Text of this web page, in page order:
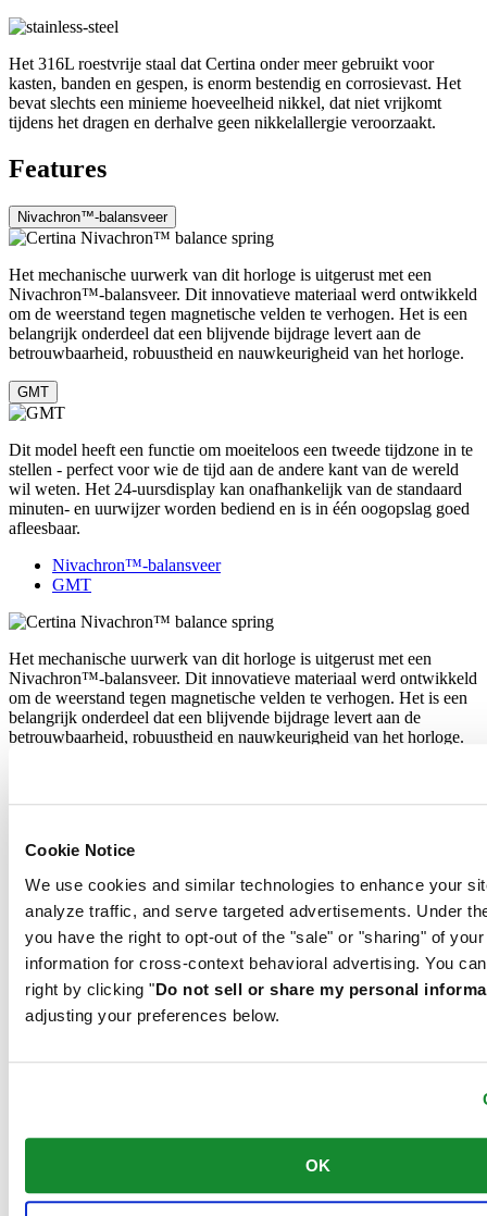
Cookie Notice
We use cookies and similar technologies to enhance your
analyze traffic, and serve targeted advertisements. Under
you have the right to opt-out of the "sale" or "sharing" of
information for cross-context behavioral advertising. You
right by clicking "Do not sell or share my personal
adjusting your preferences below.
OK
Het 316L roestvrije staal dat Certina onder meer gebruikt voor
kasten, banden en gespen, is enorm bestendig en corrosievast. Het
bevat slechts een minieme hoeveelheid nikkel, dat niet vrijkomt
tijdens het dragen en derhalve geen nikkelallergie veroorzaakt.
Features
Nivachron™-balansveer
Het mechanische uurwerk van dit horloge is uitgerust met een
Nivachron™-balansveer. Dit innovatieve materiaal werd ontwikkeld
om de weerstand tegen magnetische velden te verhogen. Het is een
belangrijk onderdeel dat een blijvende bijdrage levert aan de
betrouwbaarheid, robuustheid en nauwkeurigheid van het horloge.
GMT
Dit model heeft een functie om moeiteloos een tweede tijdzone in te
stellen - perfect voor wie de tijd aan de andere kant van de wereld
wil weten. Het 24-uursdisplay kan onafhankelijk van de standaard
minuten- en uurwijzer worden bediend en is in één oogopslag goed
afleesbaar.
Nivachron™-balansveer
GMT
Het mechanische uurwerk van dit horloge is uitgerust met een
Nivachron™-balansveer. Dit innovatieve materiaal werd ontwikkeld
om de weerstand tegen magnetische velden te verhogen. Het is een
belangrijk onderdeel dat een blijvende bijdrage levert aan de
betrouwbaarheid, robuustheid en nauwkeurigheid van het horloge.
Dit model heeft een functie om moeiteloos een tweede tijdzone in te
wil weten. Het 24-uursdisplay kan onafhankelijk van de standaard
afleesbaar.
Gerelateerde producten
DS Action Diver 38mm Titanium
Automatisch uurwerk,⌀38.0mm
Reserveer in een winkel
DS Action Diver 38mm Titanium
Reserveer in een winkel